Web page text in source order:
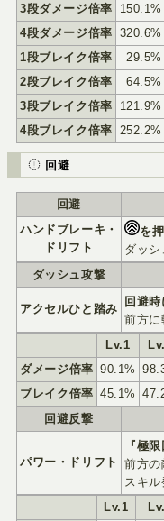
3段ダメージ倍率
150.1%
4段ダメージ倍率 320.6%
1段ブレイク倍率
29.5%
2段ブレイク倍率
64.5%
3段ブレイク倍率
121.9%
4段ブレイク倍率
252.2%
回避
回避
ハンドブレーキ・
ドリフト
を
ダッ
ダッシュ攻撃
アクセルひと踏み
回避時
前方に
Lv.1
ダメージ倍率 90.1%
ブレイク倍率 45.1%
回避反撃
パワー・ドリフト
『極
前方の
スキル
Lv.1